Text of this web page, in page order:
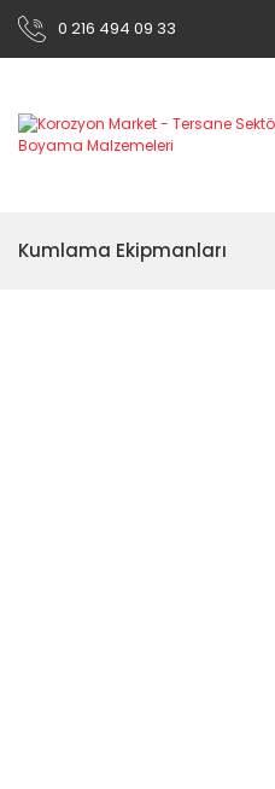
0 216 494 09 33
Kumlama Ekipmanları